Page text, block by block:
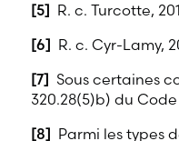
[5] R. c. Turcotte,
[6] R. c. Cyr-Lamy,
[7] Sous certaines
320.28(5)b) du
[8] Parmi les types